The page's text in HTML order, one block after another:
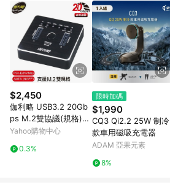
$2,450
伽利略 USB3.2 20Gb
ps M.2雙協議(規格)
對拷(拷貝)機 (DMC32
Yahoo購物中心
0.3%
限時加碼
$1,990
CQ3 Qi2.2 25W 制冷
款車用磁吸充電器
ADAM 亞果元素
8%